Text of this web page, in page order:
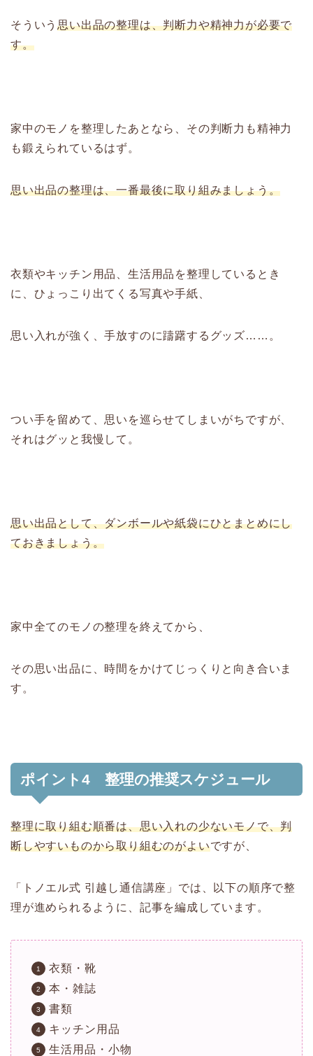
そういう思い出品の整理は、判断力や精神力が必要で
す。
家中のモノを整理したあとなら、その判断力も精神力
も鍛えられているはず。
思い出品の整理は、一番最後に取り組みましょう。
衣類やキッチン用品、生活用品を整理しているとき
に、ひょっこり出てくる写真や手紙、
思い入れが強く、手放すのに躊躇するグッズ……。
つい手を留めて、思いを巡らせてしまいがちですが、
それはグッと我慢して。
思い出品として、ダンボールや紙袋にひとまとめにし
ておきましょう。
家中全てのモノの整理を終えてから、
その思い出品に、時間をかけてじっくりと向き合いま
す。
ポイント4 整理の推奨スケジュール
整理に取り組む順番は、思い入れの少ないモノで、判
断しやすいものから取り組むのがよいですが、
「トノエル式 引越し通信講座」では、以下の順序で整
理が進められるように、記事を編成しています。
衣類・靴
本・雑誌
書類
キッチン用品
生活用品・小物